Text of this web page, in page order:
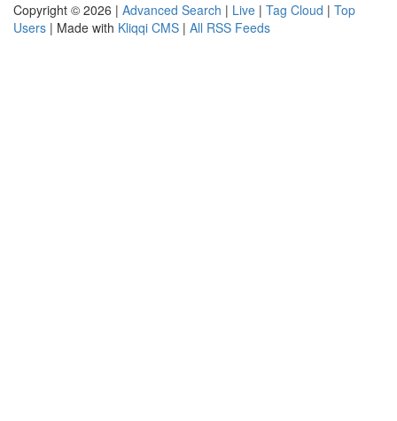
Copyright © 2026 | Advanced Search | Live | Tag Cloud | Top
Users | Made with Kliqqi CMS | All RSS Feeds